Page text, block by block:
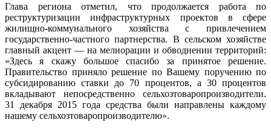
Глава региона отметил, что продолжается работа по
реструктуризации инфраструктурных проектов в сфере
жилищно-коммунального хозяйства с привлечением
государственно-частного партнерства. В сельском хозяйстве
главный акцент — на мелиорации и обводнении территорий:
«Здесь я скажу большое спасибо за принятое решение.
Правительство приняло решение по Вашему поручению по
субсидированию ставки до 70 процентов, а 30 процентов
вкладывают непосредственно сельхозтоваропроизводители.
31 декабря 2015 года средства были направлены каждому
нашему сельхозтоваропроизводителю».